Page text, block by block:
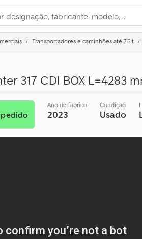
Transportadores e caminhões até 7,5 t
317 CDI BOX L=4283
Ano de fabrico
2023
Condição
Usado